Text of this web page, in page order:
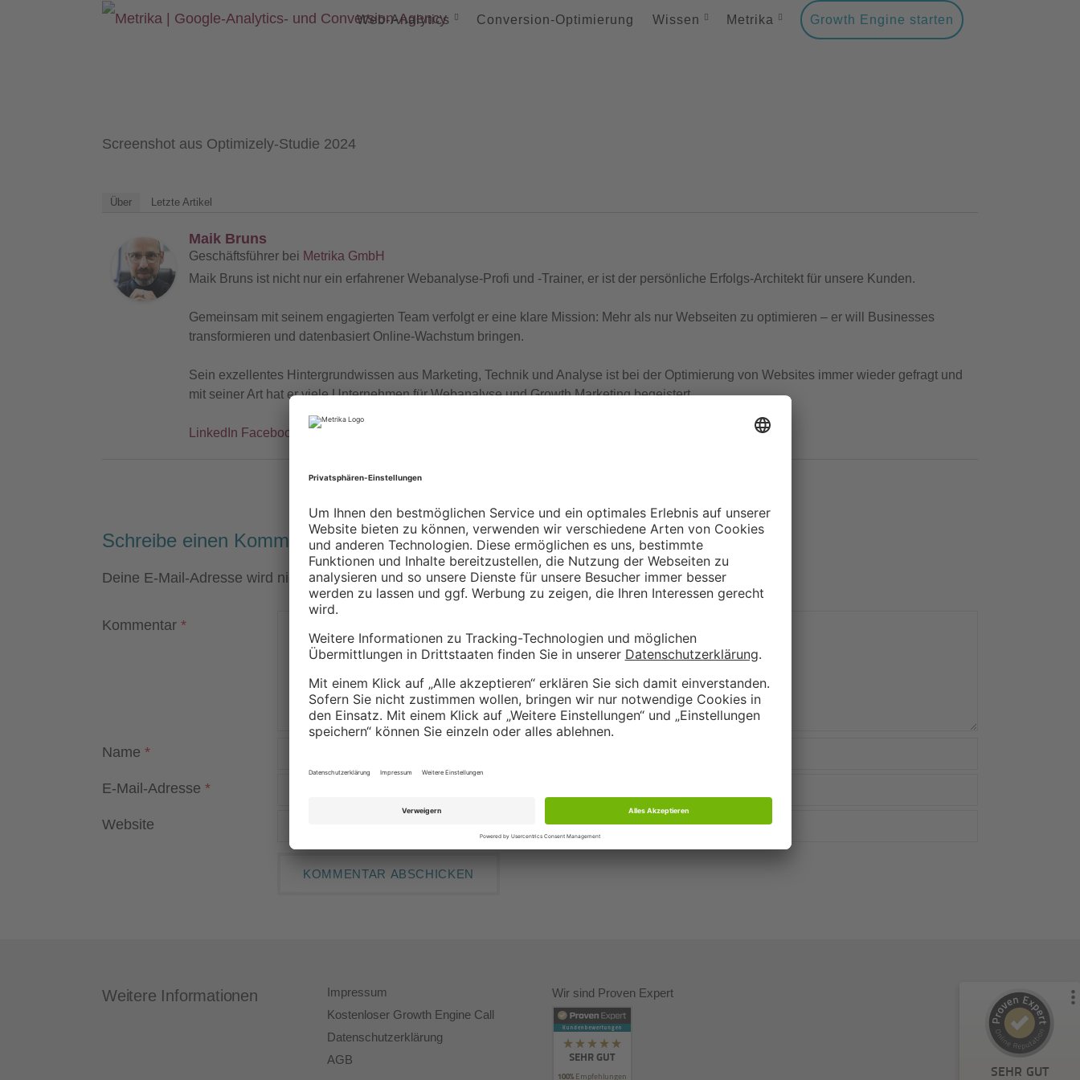
Web-Analytics Conversion-Optimierung Wissen Metrika Growth Engine starten
Screenshot aus Optimizely-Studie 2024
Über Letzte Artikel
Maik Bruns
Geschäftsführer bei Metrika GmbH
Maik Bruns ist nicht nur ein erfahrener Webanalyse-Profi und -Trainer, er ist der persönliche Erfolgs-Architekt für unsere Kunden.
Gemeinsam mit seinem engagierten Team verfolgt er eine klare Mission: Mehr als nur Webseiten zu optimieren – er will Businesses
transformieren und datenbasiert Online-Wachstum bringen.
Sein exzellentes Hintergrundwissen aus Marketing, Technik und Analyse ist bei der Optimierung von Websites immer wieder gefragt und
mit seiner Art hat er viele Unternehmen für Webanalyse und Growth Marketing begeistert.
LinkedIn Facebook Instagram
Schreibe einen Kommentar
Deine E-Mail-Adresse wird nicht veröffentlicht. Erforderliche Felder sind mit*markiert
Kommentar *
Name *
E-Mail-Adresse *
Website
Weitere Informationen
Impressum
Kostenloser Growth Engine Call
Datenschutzerklärung
AGB
Wir sind Proven Expert
SEHR GUT
4
Bewertungen auf
ProvenExpert.com
Blick aufs ProvenExpert-Profil werfen